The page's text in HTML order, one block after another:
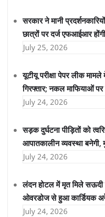
सरकार ने मानी
छात्रों पर दर्ज एफआईआर होंगी
July 25, 2026
यूटीयू परीक्षा पेपर लीक
गिरफ्तार; नकल माफियाओं
July 24, 2026
सड़क दुर्घटना पीड़ितों को
आपातकालीन व्यवस्था बनेगी,
July 24, 2026
लंदन होटल में मृत मिले सऊदी
ओवरडोज से हुआ कार्डियक
July 24, 2026